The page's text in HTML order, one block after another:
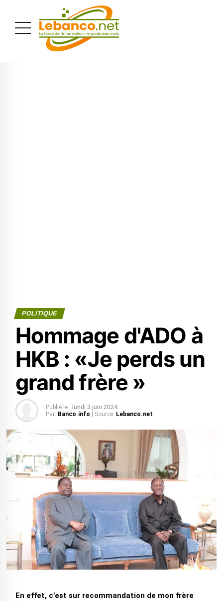
POLITIQUE
Hommage d'ADO à
HKB : «Je perds un
grand frère »
Publié le : lundi 3 juin 2024
Par: Banco.info | Source: Lebanco.net
En effet, c’est sur recommandation de mon frère